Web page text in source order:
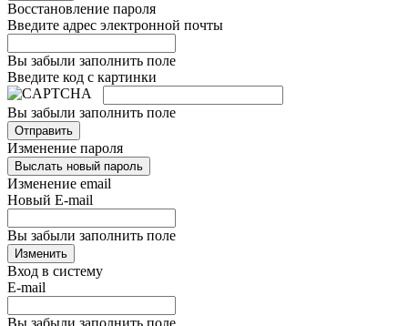
Восстановление пароля
Введите адрес электронной почты
Вы забыли заполнить поле
Введите код с картинки
Вы забыли заполнить поле
Отправить
Изменение пароля
Выслать новый пароль
Изменение email
Новый E-mail
Вы забыли заполнить поле
Изменить
Вход в систему
E-mail
Вы забыли заполнить поле